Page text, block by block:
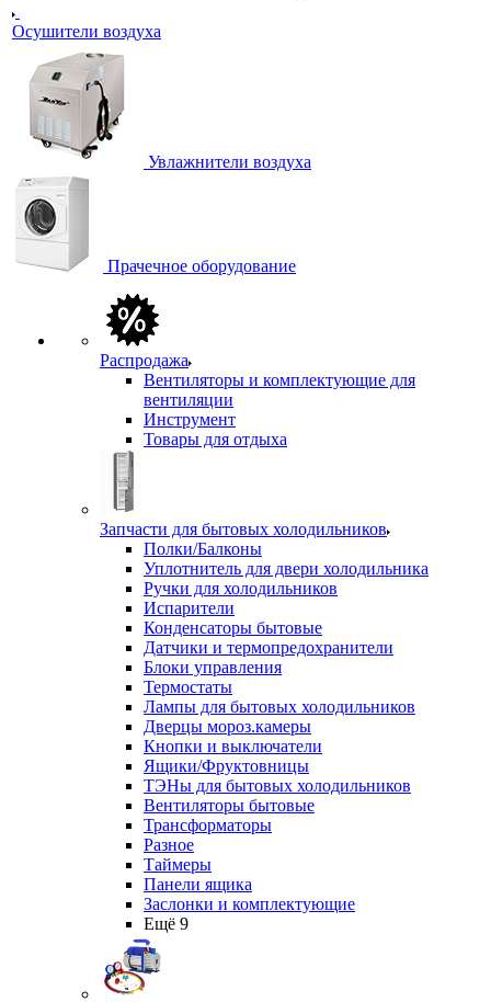
Осушители воздуха
Увлажнители воздуха
Прачечное оборудование
Распродажа
Вентиляторы и комплектующие для
вентиляции
Инструмент
Товары для отдыха
Запчасти для бытовых холодильников
Полки/Балконы
Уплотнитель для двери холодильника
Ручки для холодильников
Испарители
Конденсаторы бытовые
Датчики и термопредохранители
Блоки управления
Термостаты
Лампы для бытовых холодильников
Дверцы мороз.камеры
Кнопки и выключатели
Ящики/Фруктовницы
ТЭНы для бытовых холодильников
Вентиляторы бытовые
Трансформаторы
Разное
Таймеры
Панели ящика
Заслонки и комплектующие
Ещё 9